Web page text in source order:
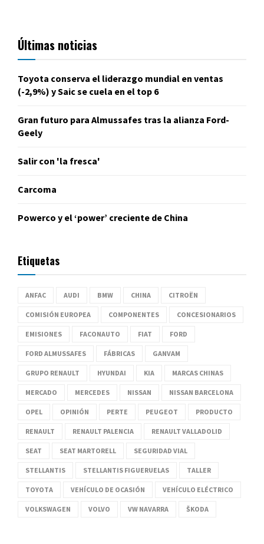
Últimas noticias
Toyota conserva el liderazgo mundial en ventas
(-2,9%) y Saic se cuela en el top 6
Gran futuro para Almussafes tras la alianza Ford-
Geely
Salir con 'la fresca'
Carcoma
Powerco y el ‘power’ creciente de China
Etiquetas
ANFAC AUDI BMW CHINA CITROËN
COMISIÓN EUROPEA COMPONENTES CONCESIONARIOS
EMISIONES FACONAUTO FIAT FORD
FORD ALMUSSAFES FÁBRICAS GANVAM
GRUPO RENAULT HYUNDAI KIA MARCAS CHINAS
MERCADO MERCEDES NISSAN NISSAN BARCELONA
OPEL OPINIÓN PERTE PEUGEOT PRODUCTO
RENAULT RENAULT PALENCIA RENAULT VALLADOLID
SEAT SEAT MARTORELL SEGURIDAD VIAL
STELLANTIS STELLANTIS FIGUERUELAS TALLER
TOYOTA VEHÍCULO DE OCASIÓN VEHÍCULO ELÉCTRICO
VOLKSWAGEN VOLVO VW NAVARRA ŠKODA